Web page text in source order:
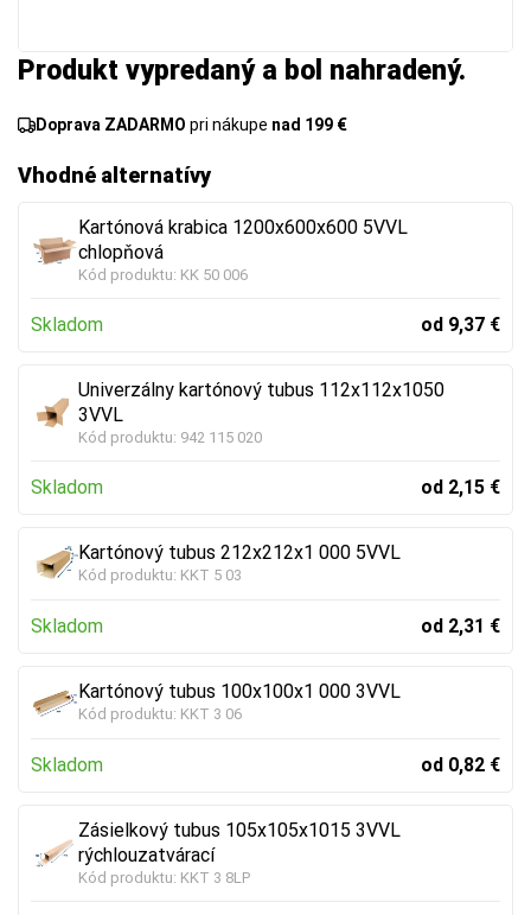
Produkt vypredaný a bol nahradený.
Doprava ZADARMO pri nákupe nad 199 €
Vhodné alternatívy
Kartónová krabica 1200x600x600 5VVL
chlopňová
Kód produktu: KK 50 006
Skladom od 9,37 €
Univerzálny kartónový tubus 112x112x1050
3VVL
Kód produktu: 942 115 020
Skladom od 2,15 €
Kartónový tubus 212x212x1 000 5VVL
Kód produktu: KKT 5 03
Skladom od 2,31 €
Kartónový tubus 100x100x1 000 3VVL
Kód produktu: KKT 3 06
Skladom od 0,82 €
Zásielkový tubus 105x105x1015 3VVL
rýchlouzatvárací
Kód produktu: KKT 3 8LP